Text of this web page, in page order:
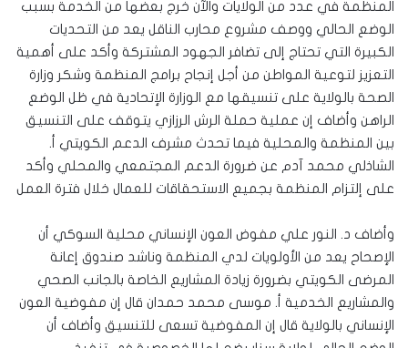
المنظمة في عدد من الولايات والآن خرج بعضها من الخدمة بسبب
الوضع الحالي ووصف مشروع محارب الناقل يعد من التحديات
الكبيرة التي تحتاج إلى تضافر الجهود المشتركة وأكد على أهمية
التعزيز لتوعية المواطن من أجل إنجاح برامج المنظمة وشكر وزارة
الصحة بالولاية على تنسيقها مع الوزارة الإتحادية في ظل الوضع
الراهن وأضاف إن عملية حملة الرش الرزازي يتوقف على التنسيق
بين المنظمة والمحلية فيما تحدث مشرف الدعم الكويتي أ.
الشاذلي محمد آدم عن ضرورة الدعم المجتمعي والمحلي وأكد
على إلتزام المنظمة بجميع الاستحقاقات للعمال خلال فترة العمل
وأضاف د. النور علي مفوض العون الإنساني محلية السوكي أن
الإصحاح يعد من الأولويات لدي المنظمة وناشد صندوق إعانة
المرضى الكويتي بضرورة زيادة المشاريع الخاصة بالجانب الصحي
والمشاريع الخدمية أ. موسى محمد حمدان قال إن مفوضية العون
الإنساني بالولاية قال إن المفوضية تسعى للتنسيق وأضاف أن